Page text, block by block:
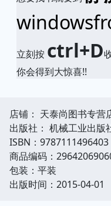
立刻按 ctrl+D
你会得到大惊喜!!
店铺： 天泰尚图书专营
出版社： 机械工业出版
ISBN：9787111496403
商品编码：
包装：平装
出版时间：2015-04-01